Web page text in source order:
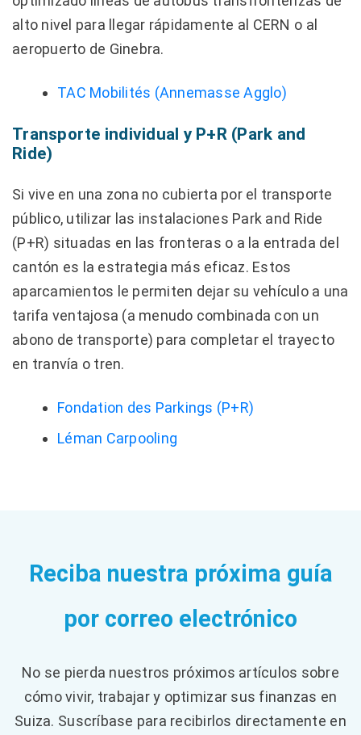
alto nivel para llegar rápidamente al CERN o al
aeropuerto de Ginebra.
TAC Mobilités (Annemasse Agglo)
Transporte individual y P+R (Park and
Ride)
Si vive en una zona no cubierta por el transporte
público, utilizar las instalaciones Park and Ride
(P+R) situadas en las fronteras o a la entrada del
cantón es la estrategia más eficaz. Estos
aparcamientos le permiten dejar su vehículo a una
tarifa ventajosa (a menudo combinada con un
abono de transporte) para completar el trayecto
en tranvía o tren.
Fondation des Parkings (P+R)
Léman Carpooling
Reciba nuestra próxima guía
por correo electrónico
No se pierda nuestros próximos artículos sobre
cómo vivir, trabajar y optimizar sus finanzas en
Suiza. Suscríbase para recibirlos directamente en